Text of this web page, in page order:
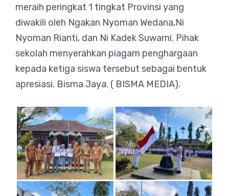
meraih peringkat 1 tingkat Provinsi yang
diwakili oleh Ngakan Nyoman Wedana,Ni
Nyoman Rianti, dan Ni Kadek Suwarni. Pihak
sekolah menyerahkan piagam penghargaan
kepada ketiga siswa tersebut sebagai bentuk
apresiasi. Bisma Jaya. ( BISMA MEDIA).